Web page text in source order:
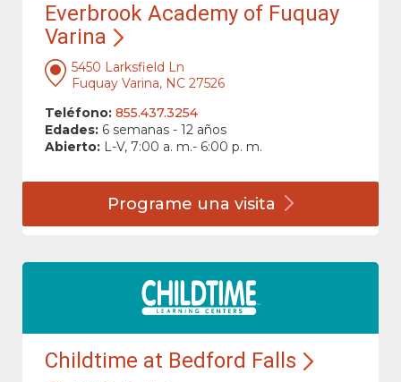
Everbrook Academy of Fuquay
Varina
5450 Larksfield Ln
Fuquay Varina, NC 27526
Teléfono: 855.437.3254
Edades: 6 semanas - 12 años
Abierto: L-V, 7:00 a. m.- 6:00 p. m.
Programe una visita
Childtime at Bedford Falls